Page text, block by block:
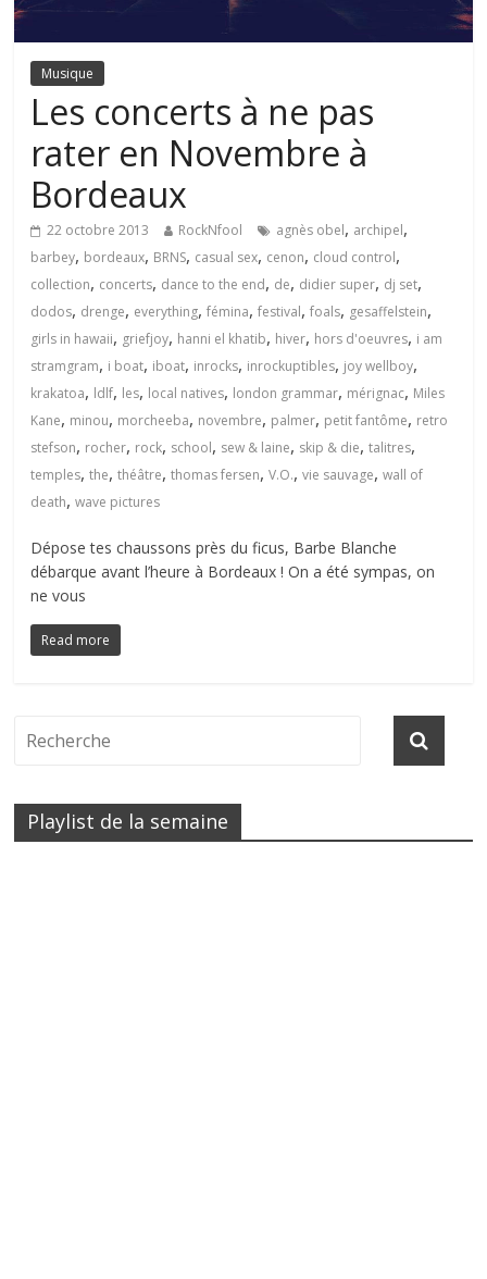
Musique
Les concerts à ne pas
rater en Novembre à
Bordeaux
22 octobre 2013 RockNfool agnès obel, archipel,
barbey, bordeaux, BRNS, casual sex, cenon, cloud control,
collection, concerts, dance to the end, de, didier super, dj set,
dodos, drenge, everything,fémina,festival,foals, gesaffelstein,
girls in hawaii, griefjoy, hanni el khatib, hiver, hors d'oeuvres, i am
stramgram, i boat, iboat, inrocks, inrockuptibles, joy wellboy,
krakatoa, ldlf, les, local natives, london grammar, mérignac, Miles
Kane, minou, morcheeba, novembre, palmer, petit fantôme, retro
stefson, rocher, rock, school, sew & laine, skip & die,talitres,
temples,the,théâtre,thomas fersen,V.O.,vie sauvage,wall of
death,wave pictures
Dépose tes chaussons près du ficus, Barbe Blanche
débarque avant l’heure à Bordeaux ! On a été sympas, on
ne vous
Read more
Playlist de la semaine